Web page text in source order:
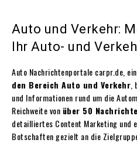
Auto und Verkehr:
Ihr Auto- und
Auto Nachrichtenportale carpr.de,
den Bereich Auto und Verkehr
und Informationen rund um die
Reichweite von über 50
detailliertes Content Marketing und
Botschaften gezielt an die